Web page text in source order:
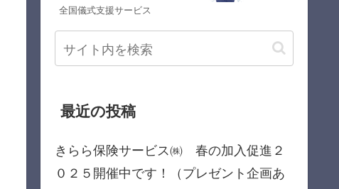
全国儀式支援サービス
最近の投稿
きらら保険サービス㈱ 春の加入促進２
０２５開催中です！（プレゼント企画あ